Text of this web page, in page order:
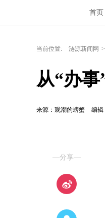
首页
当前位置: 涟源新闻网 >
从“办
来源：观潮的螃蟹 编辑
—分享—